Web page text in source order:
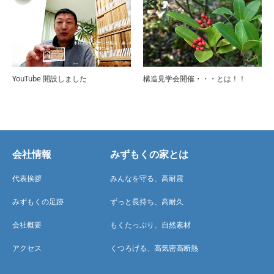
YouTube 開設しました 構造見学会開催・・・とは！！
会社情報
代表挨拶
みずもくの足跡
会社概要
アクセス
みずもくの家とは
みんなを守る、高耐震
ずっと長持ち、高耐久
もくたっぷり、自然素材
くつろげる、高気密高断熱